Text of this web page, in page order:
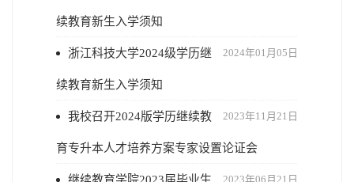
续教育新生入学须知
2024年01月05日
浙江科技大学2024级学历继
续教育新生入学须知
2023年11月21日
我校召开2024版学历继续教
育专升本人才培养方案专家设置论证会
2023年06月21日
继续教育学院2023届毕业生